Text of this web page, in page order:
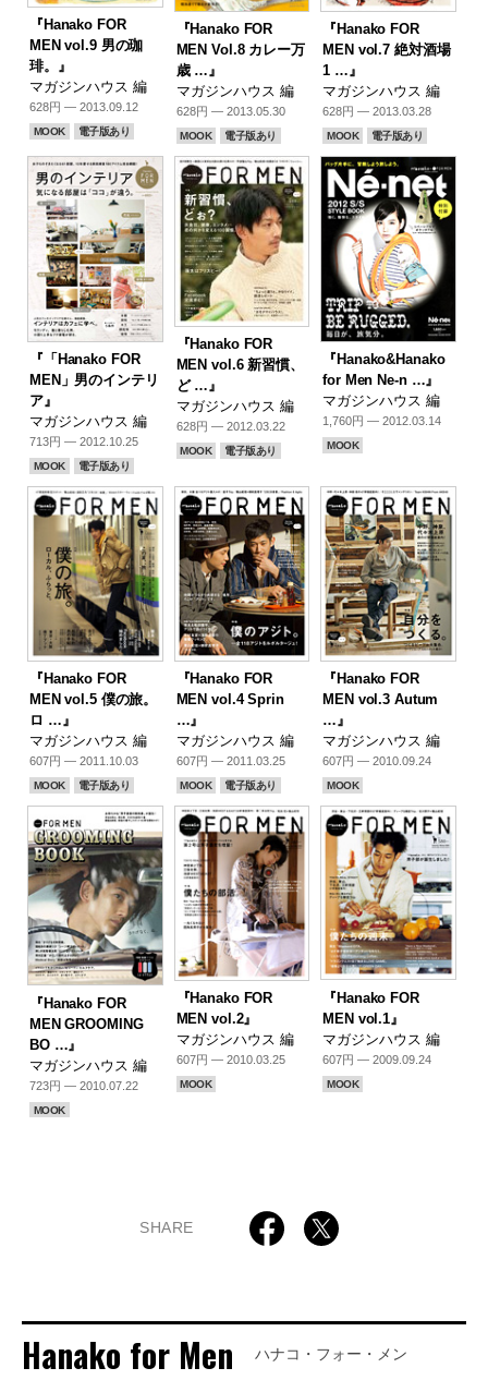
『Hanako FOR
MEN vol.9 男の珈
琲。』
マガジンハウス 編
628円 — 2013.09.12
MOOK 電子版あり
『Hanako FOR
MEN Vol.8 カレー万
歳 …』
マガジンハウス 編
628円 — 2013.05.30
MOOK 電子版あり
『Hanako FOR
MEN vol.7 絶対酒場
1 …』
マガジンハウス 編
628円 — 2013.03.28
MOOK 電子版あり
『「Hanako FOR
MEN」男のインテリ
ア』
マガジンハウス 編
713円 — 2012.10.25
MOOK 電子版あり
『Hanako FOR
MEN vol.6 新習慣、
ど …』
マガジンハウス 編
628円 — 2012.03.22
MOOK 電子版あり
『Hanako&Hanako
for Men Ne-n …』
マガジンハウス 編
1,760円 — 2012.03.14
MOOK
『Hanako FOR
MEN vol.5 僕の旅。
ロ …』
マガジンハウス 編
607円 — 2011.10.03
MOOK 電子版あり
『Hanako FOR
MEN vol.4 Sprin
…』
マガジンハウス 編
607円 — 2011.03.25
MOOK 電子版あり
『Hanako FOR
MEN vol.3 Autum
…』
マガジンハウス 編
607円 — 2010.09.24
MOOK
『Hanako FOR
MEN GROOMING
BO …』
マガジンハウス 編
723円 — 2010.07.22
MOOK
『Hanako FOR
MEN vol.2』
マガジンハウス 編
607円 — 2010.03.25
MOOK
『Hanako FOR
MEN vol.1』
マガジンハウス 編
607円 — 2009.09.24
MOOK
SHARE
Hanako for Men ハナコ・フォー・メン